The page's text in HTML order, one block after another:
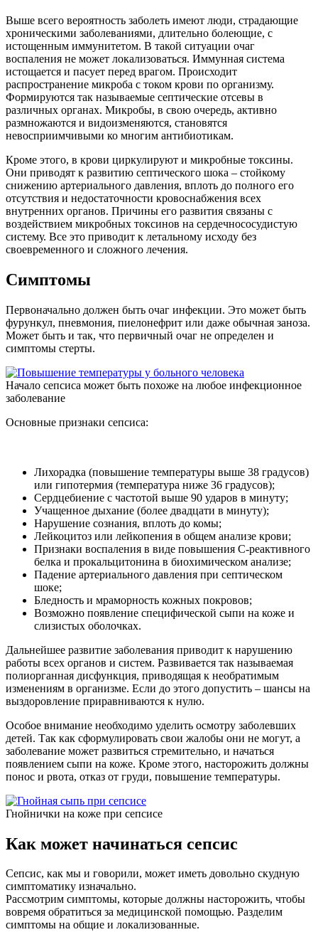
Выше всего вероятность заболеть имеют люди, страдающие
хроническими заболеваниями, длительно болеющие, с
истощенным иммунитетом. В такой ситуации очаг
воспаления не может локализоваться. Иммунная система
истощается и пасует перед врагом. Происходит
распространение микроба с током крови по организму.
Формируются так называемые септические отсевы в
различных органах. Микробы, в свою очередь, активно
размножаются и видоизменяются, становятся
невосприимчивыми ко многим антибиотикам.
Кроме этого, в крови циркулируют и микробные токсины.
Они приводят к развитию септического шока – стойкому
снижению артериального давления, вплоть до полного его
отсутствия и недостаточности кровоснабжения всех
внутренних органов. Причины его развития связаны с
воздействием микробных токсинов на сердечнососудистую
систему. Все это приводит к летальному исходу без
своевременного и сложного лечения.
Симптомы
Первоначально должен быть очаг инфекции. Это может быть
фурункул, пневмония, пиелонефрит или даже обычная заноза.
Может быть и так, что первичный очаг не определен и
симптомы стерты.
Начало сепсиса может быть похоже на любое инфекционное
заболевание
Основные признаки сепсиса:
Лихорадка (повышение температуры выше 38 градусов)
или гипотермия (температура ниже 36 градусов);
Сердцебиение с частотой выше 90 ударов в минуту;
Учащенное дыхание (более двадцати в минуту);
Нарушение сознания, вплоть до комы;
Лейкоцитоз или лейкопения в общем анализе крови;
Признаки воспаления в виде повышения С-реактивного
белка и прокальцитонина в биохимическом анализе;
Падение артериального давления при септическом
шоке;
Бледность и мраморность кожных покровов;
Возможно появление специфической сыпи на коже и
слизистых оболочках.
Дальнейшее развитие заболевания приводит к нарушению
работы всех органов и систем. Развивается так называемая
полиорганная дисфункция, приводящая к необратимым
изменениям в организме. Если до этого допустить – шансы на
выздоровление приравниваются к нулю.
Особое внимание необходимо уделить осмотру заболевших
детей. Так как сформулировать свои жалобы они не могут, а
заболевание может развиться стремительно, и начаться
появлением сыпи на коже. Кроме этого, насторожить должны
понос и рвота, отказ от груди, повышение температуры.
Гнойнички на коже при сепсисе
Как может начинаться сепсис
Сепсис, как мы и говорили, может иметь довольно скудную
симптоматику изначально.
Рассмотрим симптомы, которые должны насторожить, чтобы
вовремя обратиться за медицинской помощью. Разделим
симптомы на общие и локализованные.